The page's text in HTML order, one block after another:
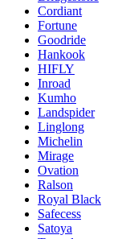
Cordiant
Fortune
Goodride
Hankook
HIFLY
Inroad
Kumho
Landspider
Linglong
Michelin
Mirage
Ovation
Ralson
Royal Black
Safecess
Satoya